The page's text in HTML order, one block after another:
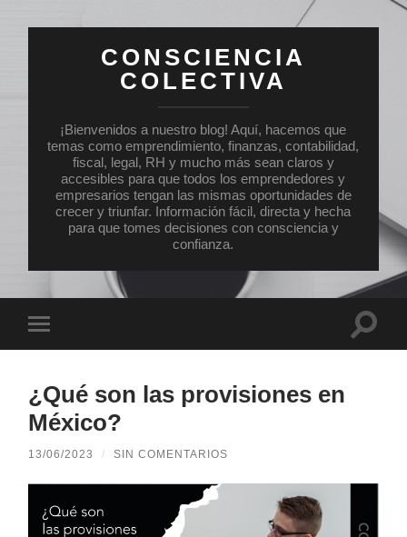
CONSCIENCIA
COLECTIVA
¡Bienvenidos a nuestro blog! Aquí, hacemos que
temas como emprendimiento, finanzas, contabilidad,
fiscal, legal, RH y mucho más sean claros y
accesibles para que todos los emprendedores y
empresarios tengan las mismas oportunidades de
crecer y triunfar. Información fácil, directa y hecha
para que tomes decisiones con consciencia y
confianza.
el
¿Qué son las provisiones en
México?
13/06/2023 / SIN COMENTARIOS